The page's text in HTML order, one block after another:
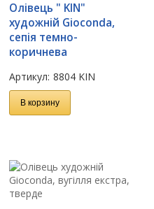
Олівець " KIN"
художній Gioconda,
сепія темно-
коричнева
Артикул: 8804 KIN
В корзину